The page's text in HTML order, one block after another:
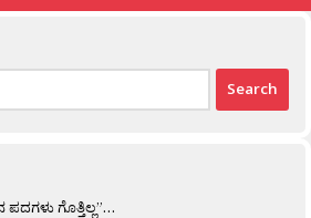
ಪದಗಳು ಗೊತ್ತಿಲ್ಲ”…